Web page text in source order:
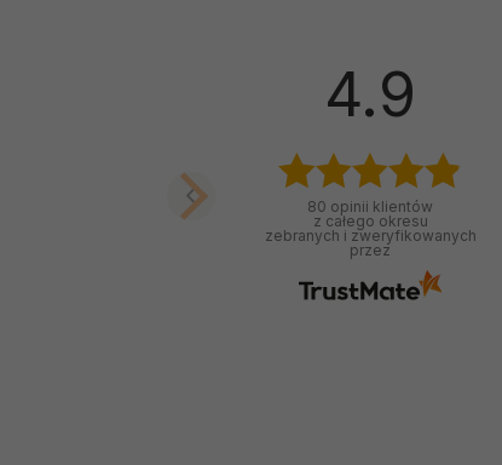
4.9
80 opinii klientów
z całego okresu
zebranych i zweryfikowanych
przez